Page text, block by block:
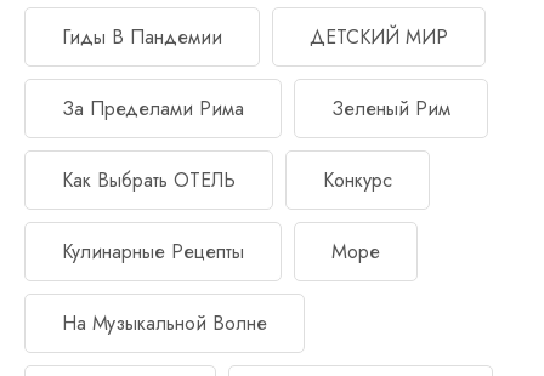
Гиды В Пандемии ДЕТСКИЙ МИР
За Пределами Рима Зеленый Рим
Как Выбрать ОТЕЛЬ Конкурс
Кулинарные Рецепты Море
На Музыкальной Волне